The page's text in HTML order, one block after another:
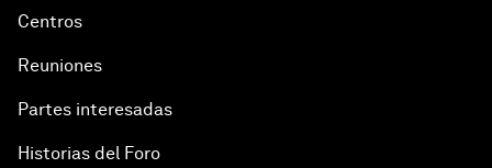
Centros
Reuniones
Partes interesadas
Historias del Foro